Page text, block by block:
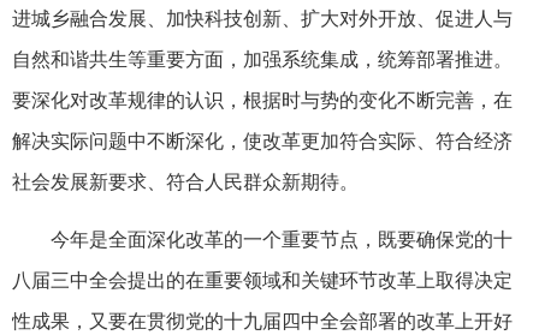
进城乡融合发展、加快科技创新、扩大对外开放、促进人与
自然和谐共生等重要方面，加强系统集成，统筹部署推进。
要深化对改革规律的认识，根据时与势的变化不断完善，在
解决实际问题中不断深化，使改革更加符合实际、符合经济
社会发展新要求、符合人民群众新期待。
今年是全面深化改革的一个重要节点，既要确保党的十
八届三中全会提出的在重要领域和关键环节改革上取得决定
性成果，又要在贯彻党的十九届四中全会部署的改革上开好